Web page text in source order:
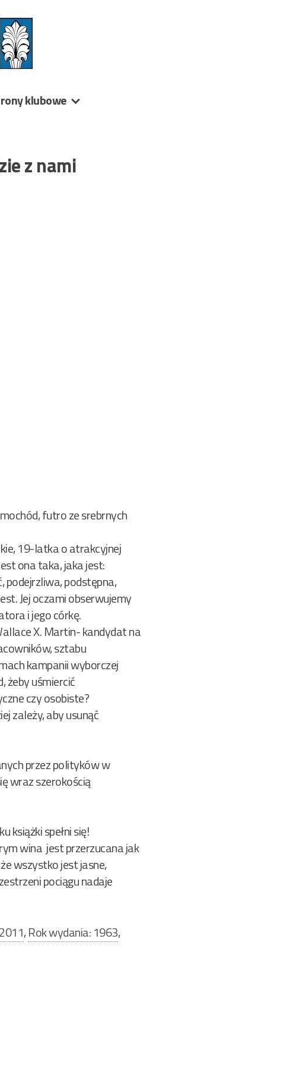
klubowe
z nami
futro ze srebrnych
19-latka o atrakcyjnej
ona taka, jaka jest:
podejrzliwa, podstępna,
Jej oczami obserwujemy
i jego córkę.
X. Martin- kandydat na
sztabu
kampanii wyborczej
żeby uśmiercić
czy osobiste?
zależy, aby usunąć
przez polityków w
wraz szerokością
książki spełni się!
wina jest przerzucana jak
wszystko jest jasne,
pociągu nadaje
,Rok wydania: 1963,